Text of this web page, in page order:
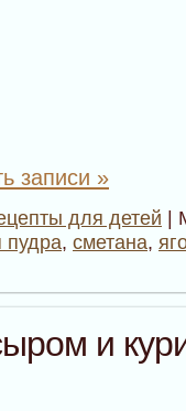
записи »
для детей |
пудра, сметана,
и